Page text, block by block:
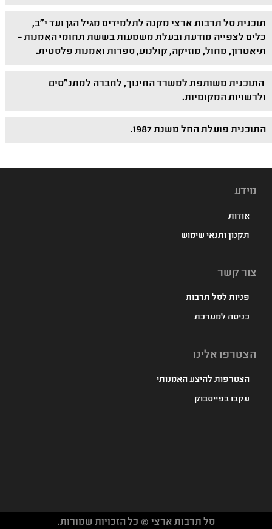
תוכנית סל תרבות ארצי מקנה לתלמידים מגיל הגן ועד י"ב,
כלים לצפייה מודעת ובעלת משמעות בששת תחומי האמנות –
תיאטרון, מחול, מוזיקה, קולנוע, ספרות ואמנות פלסטית.
התוכנית משותפת למשרד החינוך, לחברה למתנ"סים
ולרשויות המקומיות.
התוכנית פועלת החל משנת 1987.
מידע
אודות
תקנון ותנאי שימוש
צור קשר
פניות לסל תרבות
כניסה למערכת
הצטרפו אלינו
הצטרפות להיצע האמנותי
עקבו בפייסבוק
סל תרבות ארצי © כל הזכויות שמורות.